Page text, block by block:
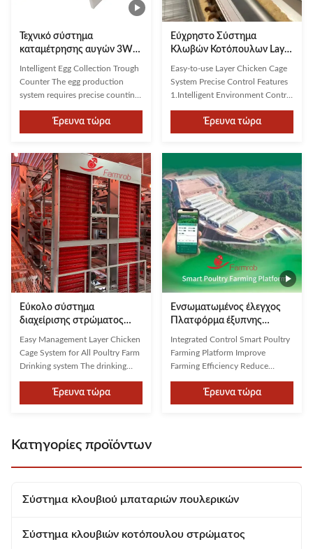
Τεχνικό σύστημα
καταμέτρησης αυγών 3W
IP41 1 έτος εγγύηση
Intelligent Egg Collection Trough
Counter The egg production
system requires precise counting
poultry house. Therefore, an egg
trough counter has been
designed to accommodate
variations in tray widths between
100-150mm, with an accuracy of
...
Έρευνα τώρα
Εύχρηστο Σύστημα
Κλωβών Κοτόπουλων Layer
Ακριβής Έλεγχος
Easy-to-use Layer Chicken Cage
System Precise Control Features
1.Intelligent Environment Control
temperature, humidity, ammonia,
and CO₂ levels allows staff to
adjustments to ventilation and
climate control ...
Έρευνα τώρα
Εύκολο σύστημα
διαχείρισης στρώματος
κλουβιών κοτόπουλων για
όλες τις εκμεταλλεύσεις
πουλερικών
Easy Management Layer Chicken
Cage System for All Poultry Farm
Drinking system The drinking
white round pipes with double
needle clamp nipples, designed
regulators, terminals, and the
Έρευνα τώρα
Ενσωματωμένος έλεγχος
Πλατφόρμα έξυπνης
εκτροφής πουλερικών
Βελτίωση της
αποδοτικότητας της
λειτουργικού κόστους
Integrated Control Smart Poultry
Farming Platform Improve
Farming Efficiency Reduce
China's livestock industry
expands, production
Έρευνα τώρα
Κατηγορίες προϊόντων
Σύστημα κλουβιού μπαταριών πουλερικών
Σύστημα κλουβιών κοτόπουλου στρώματος